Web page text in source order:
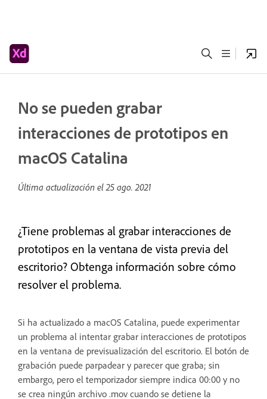
No se pueden grabar
interacciones de prototipos en
macOS Catalina
Última actualización el25 ago. 2021
¿Tiene problemas al grabar interacciones de
prototipos en la ventana de vista previa del
escritorio? Obtenga información sobre cómo
resolver el problema.
Si ha actualizado a macOS Catalina, puede experimentar
un problema al intentar grabar interacciones de prototipos
en la ventana de previsualización del escritorio. El botón de
grabación puede parpadear y parecer que graba; sin
embargo, pero el temporizador siempre indica 00:00 y no
se crea ningún archivo .mov cuando se detiene la